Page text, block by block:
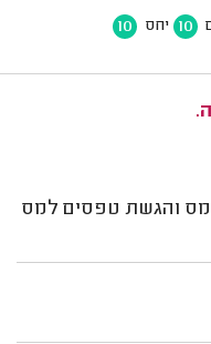
10 יחס 10
מס והגשת טפסים למס